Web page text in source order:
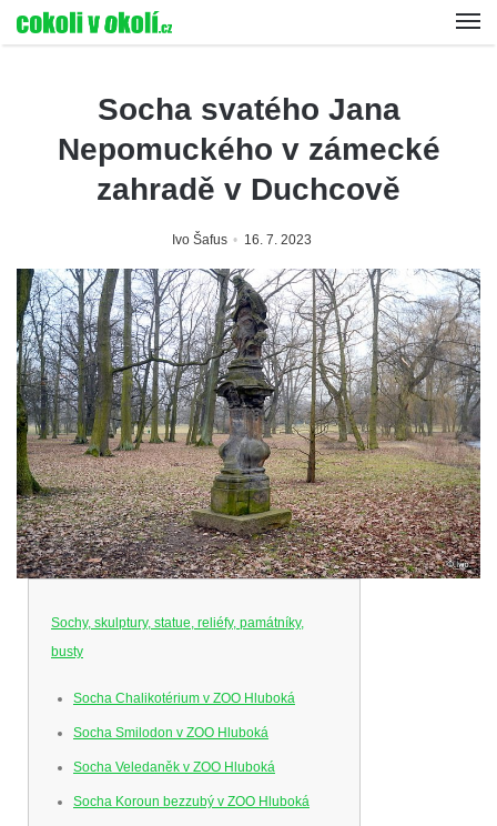
Socha svatého Jana
Nepomuckého v zámecké
zahradě v Duchcově
Ivo Šafus 16. 7. 2023
Sochy, skulptury, statue, reliéfy, památníky,
busty
Socha Chalikotérium v ZOO Hluboká
Socha Smilodon v ZOO Hluboká
Socha Veledaněk v ZOO Hluboká
Socha Koroun bezzubý v ZOO Hluboká